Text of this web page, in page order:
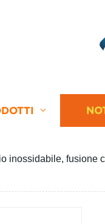
inossidabile, fusione